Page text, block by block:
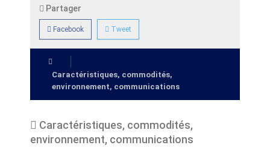
Partager
Facebook Tweet
Caractéristiques, commodités,
environnement, communications
Caractéristiques, commodités,
environnement, communications